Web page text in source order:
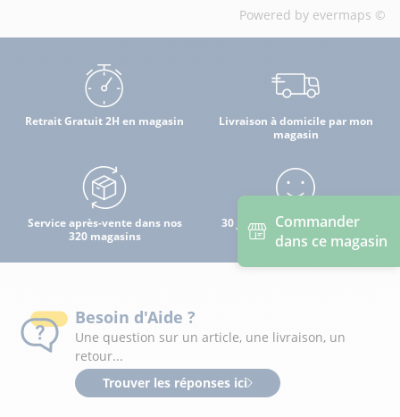
Commander
dans ce magasin
Powered by evermaps ©
Retrait Gratuit 2H en magasin
Livraison à domicile par mon
magasin
Service après-vente dans nos
320 magasins
30 jours pour changer d'avis
Besoin d'Aide ?
Une question sur un article, une livraison, un
retour...
Trouver les réponses ici